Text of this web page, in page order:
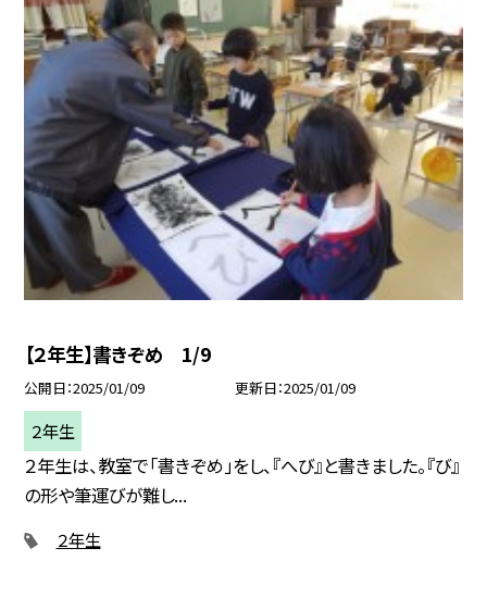
【２年生】書きぞめ 1/9
公開日 2025/01/09 更新日 2025/01/09
２年生
２年生は、教室で「書きぞめ」をし、『へび』と書きました。『び』
の形や筆運びが難し...
２年生